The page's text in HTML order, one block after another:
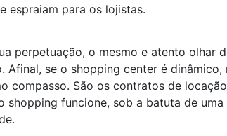
espraiam para os lojistas.
perpetuação, o mesmo e atento olhar
se o shopping center é dinâmico,
compasso. São os contratos de
shopping funcione, sob a batuta de uma